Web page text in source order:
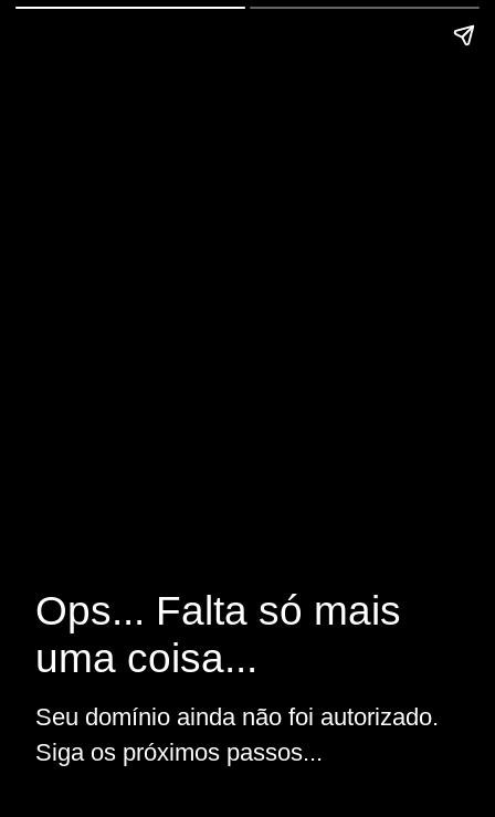
Ops... Falta só mais
uma coisa...
Seu domínio ainda não foi autorizado.
Siga os próximos passos...